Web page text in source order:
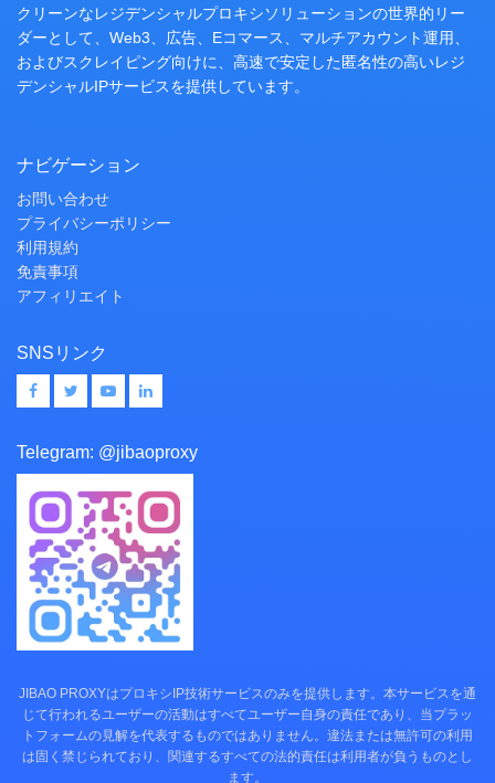
クリーンなレジデンシャルプロキシソリューションの世界的リー
ダーとして、Web3、広告、Eコマース、マルチアカウント運用、
およびスクレイピング向けに、高速で安定した匿名性の高いレジ
デンシャルIPサービスを提供しています。
ナビゲーション
お問い合わせ
プライバシーポリシー
利用規約
免責事項
アフィリエイト
SNSリンク
Telegram: @jibaoproxy
JIBAO PROXYはプロキシIP技術サービスのみを提供します。本サービスを通
じて行われるユーザーの活動はすべてユーザー自身の責任であり、当プラッ
トフォームの見解を代表するものではありません。違法または無許可の利用
は固く禁じられており、関連するすべての法的責任は利用者が負うものとし
ます。